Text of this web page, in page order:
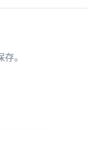
。